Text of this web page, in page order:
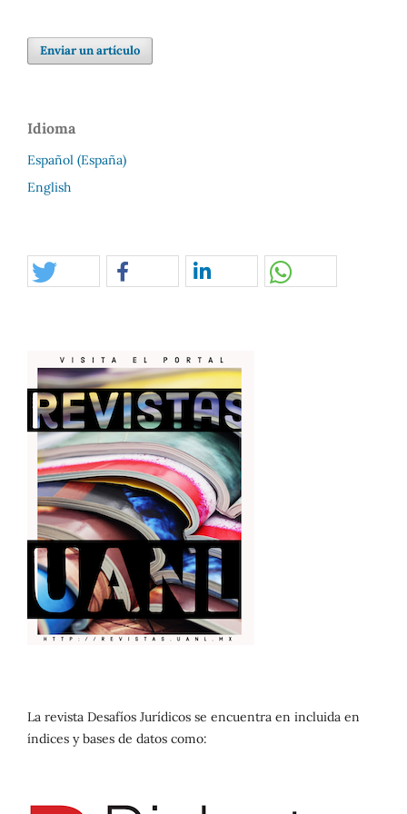
Enviar un artículo
Idioma
Español (España)
English
La revista Desafíos Jurídicos se encuentra en incluida en
índices y bases de datos como: